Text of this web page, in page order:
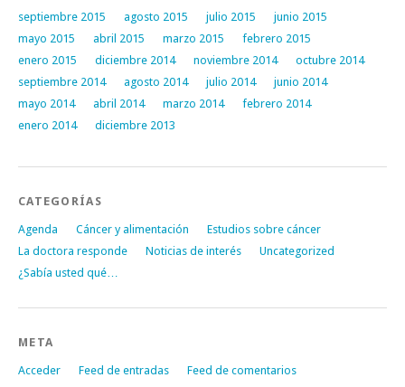
septiembre 2015
agosto 2015 julio 2015
junio 2015
mayo 2015
abril 2015 marzo 2015
febrero 2015
enero 2015
diciembre 2014 noviembre 2014
octubre 2014
septiembre 2014
agosto 2014 julio 2014
junio 2014
mayo 2014
abril 2014 marzo 2014
febrero 2014
enero 2014
diciembre 2013
CATEGORÍAS
Agenda Cáncer y alimentación
Estudios sobre cáncer
La doctora responde
Noticias de interés
Uncategorized
¿Sabía usted qué…
META
Acceder Feed de entradas
Feed de comentarios